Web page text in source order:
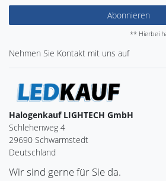
Abonnieren
** Hierbei
Nehmen Sie Kontakt mit uns auf
Halogenkauf LIGHTECH GmbH
Schlehenweg 4
29690 Schwarmstedt
Deutschland
Wir sind gerne für Sie da.